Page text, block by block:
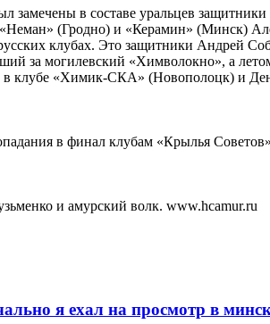
замечены в составе уральцев
(Гродно) и «Керамин» (Минск)
клубах. Это защитники Андрей
за могилевский «Химволокно», а
в клубе «Химик-СКА» (Новополоцк) и
в финал клубам «Крылья
и амурский волк. www.hcamur.ru
я ехал на просмотр в